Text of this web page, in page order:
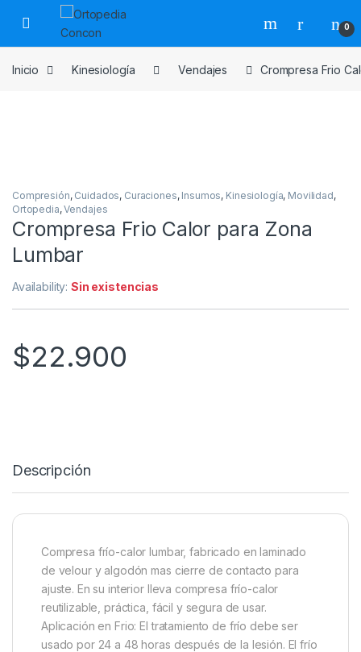
Skip to navigation
Skip to content
0
Inicio Kinesiología Vendajes Crompresa Frio
Compresión, Cuidados, Curaciones, Insumos, Kinesiología, Movilidad,
Ortopedia,Vendajes
Crompresa Frio Calor para Zona
Lumbar
Availability:Sin existencias
$22.900
Descripción
Compresa frío-calor lumbar, fabricado en laminado
de velour y algodón mas cierre de contacto para
ajuste. En su interior lleva compresa frío-calor
reutilizable, práctica, fácil y segura de usar.
Aplicación en Frio: El tratamiento de frío debe ser
usado por 24 a 48 horas después de la lesión. El frío